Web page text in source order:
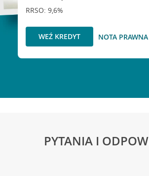
RRSO: 9,6%
WEŹ KREDYT NOTA PRAWNA
PYTANIA I